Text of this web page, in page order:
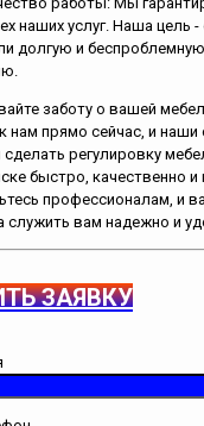
наших услуг. Наша цель -
долгую и беспроблемную
заботу о вашей
нам прямо сейчас, и наши
регулировку
быстро, качественно и
профессионалам, и
служить вам надежно и
ЗАЯВКУ